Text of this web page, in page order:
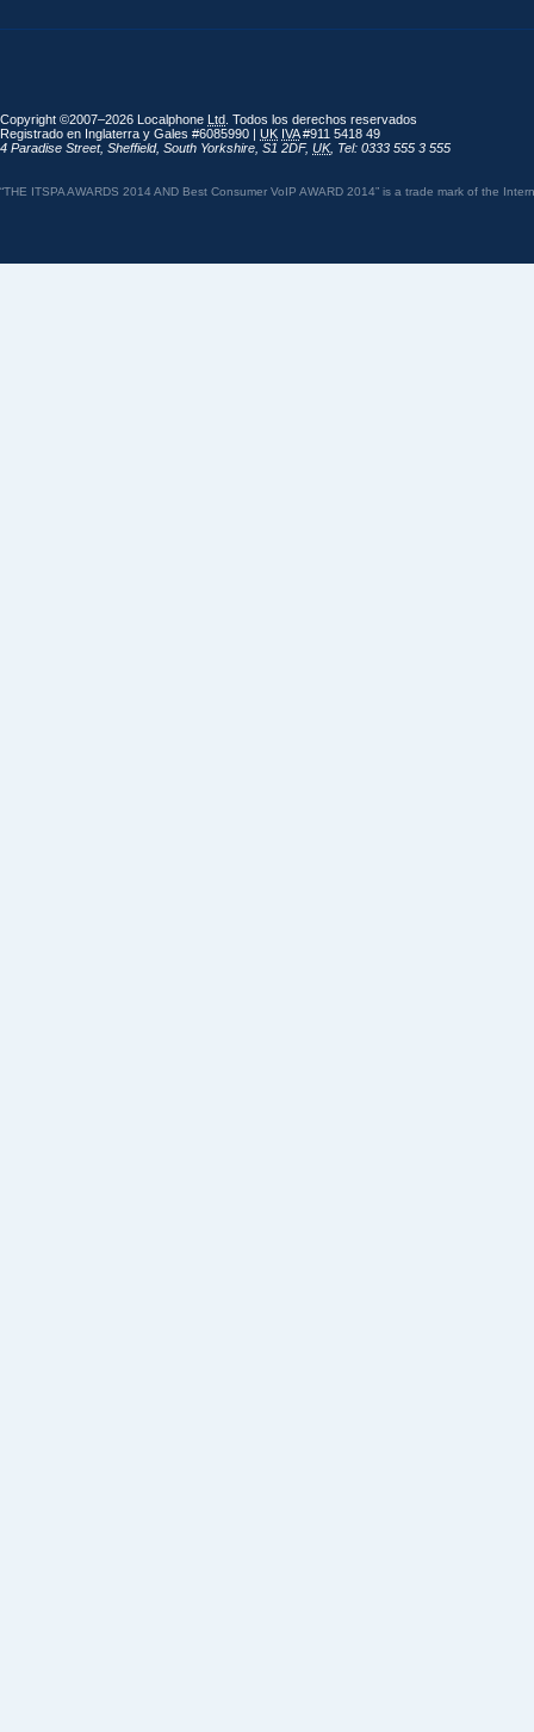
Copyright ©2007–2026 Localphone Ltd . Todos los derechos reservados
Registrado en Inglaterra y Gales #6085990 | UK IVA#911 5418 49
4 Paradise Street, Sheffield, South Yorkshire S1 2DF, UK, Tel: 0333 555 3 555
“THE ITSPA AWARDS 2014 AND Best Consumer VoIP AWARD 2014” is a trade mark of the